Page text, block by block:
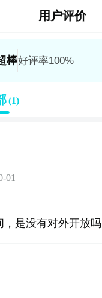
用户评价
棒好评率100%
(1)
01
，是没有对外开放吗